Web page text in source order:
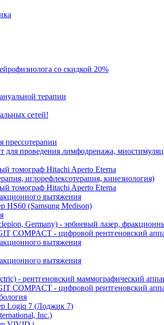
со скидкой 20%
терапии
сетей!
прессотерапии
для проведения лимфодренажа,
томограф Hitachi Aperto Eterna
иглорефлексотерапия, кинезиология)
томограф Hitachi Aperto Eterna
вытяжения
HS60 (Samsung Medison)
Germany) - эрбиевый лазер,
COMPACT - цифровой рентгеновский
вытяжения
вытяжения
- рентгеновский маммографический
COMPACT - цифровой рентгеновский
Logiq 7 (Лоджик 7)
Inc.)